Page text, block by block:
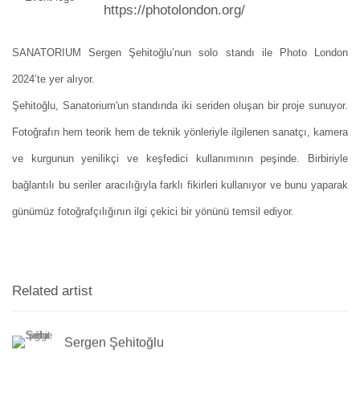
https://photolondon.org/
SANATORIUM Sergen Şehitoğlu’nun solo standı ile Photo London
2024’te yer alıyor.
Şehitoğlu, Sanatorium'un standında iki seriden oluşan bir proje sunuyor.
Fotoğrafın hem teorik hem de teknik yönleriyle ilgilenen sanatçı, kamera
ve kurgunun yenilikçi ve keşfedici kullanımının peşinde. Birbiriyle
bağlantılı bu seriler aracılığıyla farklı fikirleri kullanıyor ve bunu yaparak
günümüz fotoğrafçılığının ilgi çekici bir yönünü temsil ediyor.
Related artist
Sergen Şehitoğlu